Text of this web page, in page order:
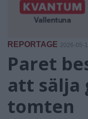
REPORTAGE 2026-05-
Paret
att sälja
tomten